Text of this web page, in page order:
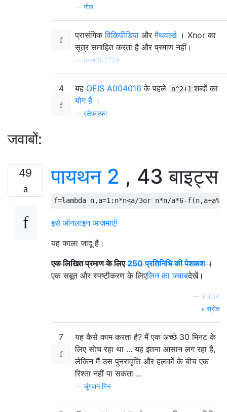
—नील
प्रासंगिकविकिपीडिया औरमैथवर्ल्ड । Xnor का
सूत्र समाहित करता है और प्रमाण नहीं।
user202729
4 यह OEIS A004016 के पहले n^2+1 शब्दों का
योग है ।
—एलेफाल्फा
जवाबों:
49 पायथन 2 , 43 बाइट्स
f=lambda n,a=1: n*n<a/3or n*n/a*6-f(n,a+a%
इसे ऑनलाइन आज़माएं!
यह काला जादू है।
एक लिखित प्रमाण के लिए250 प्रतिनिधि की पेशकश।
एक सबूत और स्पष्टीकरण के लिएलिन का जवाबदेखें।
— XNOR
स्रोत
7
यह कैसे काम करता है? मैं एक अच्छे 30 मिनट के
लिए सोच रहा था ... यह इतना आसान लग रहा है,
लेकिन मैं उस पुनरावृत्ति और हलकों के बीच एक
रिश्ता नहीं पा सकता ...
—जुंगवान मिन